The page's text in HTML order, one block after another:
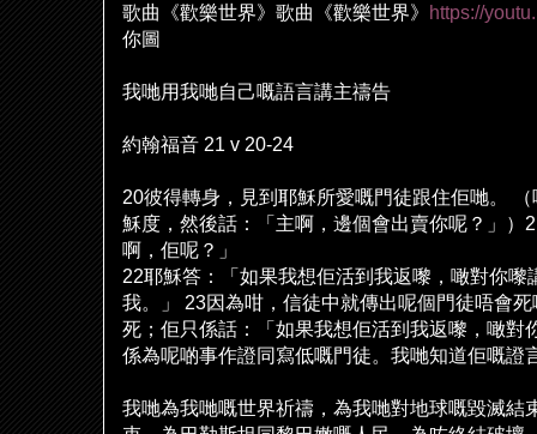
歌曲《歡樂世界》歌曲《歡樂世界》
https://
你圖
我哋用我哋自己嘅語言講主禱告
約翰福音 21 v 20-24
20彼得轉身，見到耶穌所愛嘅門徒跟住佢哋。
穌度，然後話：「主啊，邊個會出賣你呢？」）
啊， 佢呢？」
22耶穌答：「如果我想佢活到我返嚟，噉對你嚟
我。」
23因為咁，信徒中就傳出呢個門徒唔會
死； 佢只係話：「如果我想佢活到我返嚟，噉對
係為呢啲事作證同寫低嘅門徒。我哋知道佢嘅證
我哋為我哋嘅世界祈禱，為我哋對地球嘅毀滅結